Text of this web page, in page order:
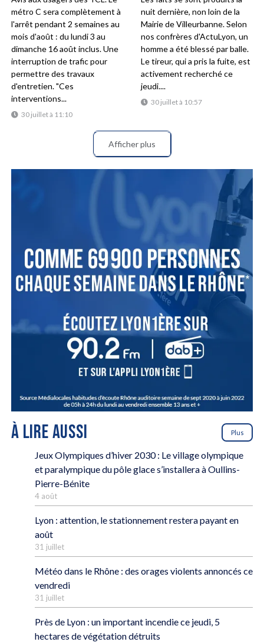
30 juillet à 11:10
métro C sera complètement à
l'arrêt pendant 2 semaines au
mois d'août : du lundi 3 au
dimanche 16 août inclus. Une
interruption de trafic pour
permettre des travaux
d'entretien. "Ces
interventions...
30 juillet à 10:57
nuit dernière, non loin de la
Mairie de Villeurbanne. Selon
nos confrères d'ActuLyon, un
homme a été blessé par balle.
Le tireur, qui a pris la fuite, est
activement recherché ce
jeudi....
Afficher plus
À LIRE AUSSI Plus
Jeux Olympiques d’hiver 2030 : Le village olympique
et paralympique du pôle glace s’installera à Oullins-
Pierre-Bénite
4 août
Lyon : attention, le stationnement restera payant en
août
31 juillet
Météo dans le Rhône : des orages violents annoncés ce
vendredi
31 juillet
Près de Lyon : un important incendie ce jeudi, 5
hectares de végétation détruits